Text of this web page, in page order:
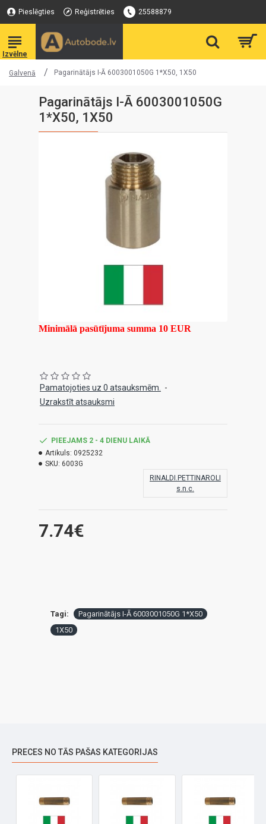
Pieslēgties Reģistrēties 25588879
Galvenā Pagarinātājs I-Ā 6003001050G 1*X50, 1X50
Pagarinātājs I-Ā 6003001050G
1*X50, 1X50
Minimālā pasūtījuma summa 10 EUR
Pamatojoties uz 0 atsauksmēm.
-
Uzrakstīt atsauksmi
7.74€
PIEEJAMS 2 - 4 DIENU LAIKĀ
Artikuls: 0925232
SKU: 6003G
RINALDI.PETTINAROLI
s.n.c.
Tagi:
Pagarinātājs I-Ā 6003001050G 1*X50
1X50
PRECES NO TĀS PAŠAS KATEGORIJAS